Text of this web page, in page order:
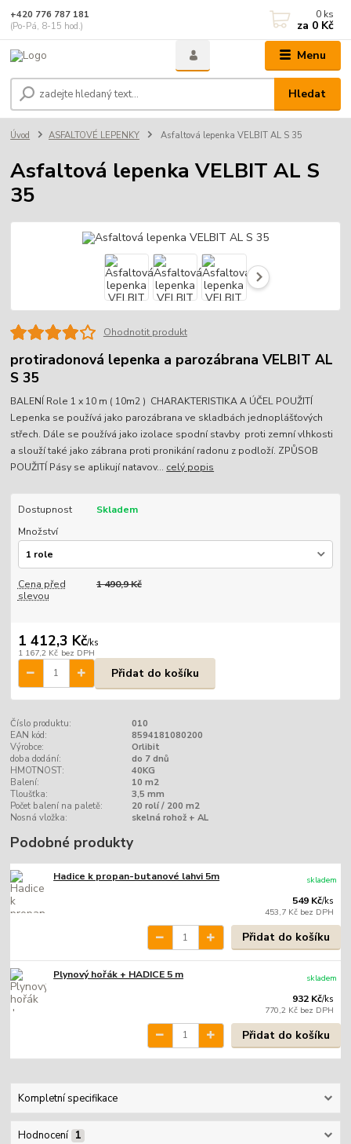
Menu
Hledat
+420 776 787 181
(Po-Pá, 8-15 hod.)
0 ks
za 0 Kč
Úvod ASFALTOVÉ LEPENKY Asfaltová lepenka VELBIT AL S 35
Asfaltová lepenka VELBIT AL S
35
Ohodnotit produkt
protiradonová lepenka a parozábrana VELBIT AL
S 35
BALENÍ Role 1 x 10 m ( 10m2 ) CHARAKTERISTIKA A ÚČEL POUŽITÍ
Lepenka se používá jako parozábrana ve skladbách jednoplášťových
střech. Dále se používá jako izolace spodní stavby proti zemní vlhkosti
a slouží také jako zábrana proti pronikání radonu z podloží. ZPŮSOB
POUŽITÍ Pásy se aplikují natavov... celý popis
Dostupnost
Skladem
Množství
Cena před
slevou
1 490,9 Kč
1 412,3 Kč/ks
1 167,2 Kč bez DPH
Přidat do košíku
Číslo produktu:
010
EAN kód:
8594181080200
Výrobce:
Orlibit
doba dodání:
do 7 dnů
HMOTNOST:
40KG
Balení:
10 m2
Tloušťka:
3,5 mm
Počet balení na paletě:
20 rolí / 200 m2
Nosná vložka:
skelná rohož + AL
Podobné produkty
Hadice k propan-butanové lahvi 5m
549 Kč/ks
453,7 Kč bez DPH
skladem
Přidat do košíku
Plynový hořák + HADICE 5 m
932 Kč/ks
770,2 Kč bez DPH
skladem
Přidat do košíku
Kompletní specifikace
Hodnocení 1